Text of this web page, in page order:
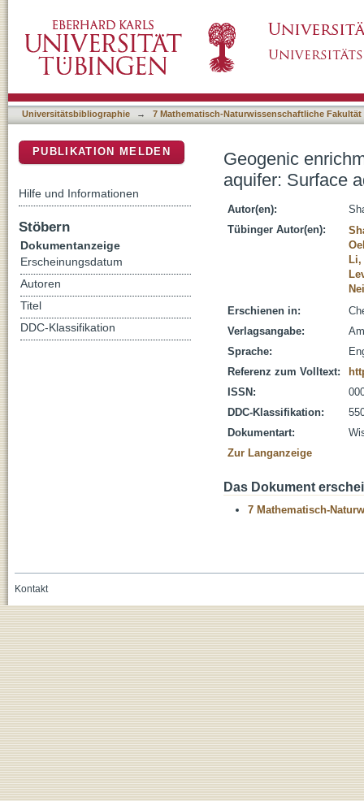
organic-matter mineralization
Universitätsbibliographie → 7 Mathematisch-Naturwissenschaftliche Fakultät
Geogenic
aquifer: Surface
Autor(en):
Tübinger Autor(en):
Li,
Erschienen in:
Verlagsangabe:
Sprache:
Referenz zum Volltext:
ISSN:
DDC-Klassifikation:
Dokumentart:
Zur Langanzeige
Das Dokument
7 Mathematisch-
PUBLIKATION MELDEN
Hilfe und Informationen
Stöbern
Dokumentanzeige
Erscheinungsdatum
Autoren
Titel
DDC-Klassifikation
Kontakt